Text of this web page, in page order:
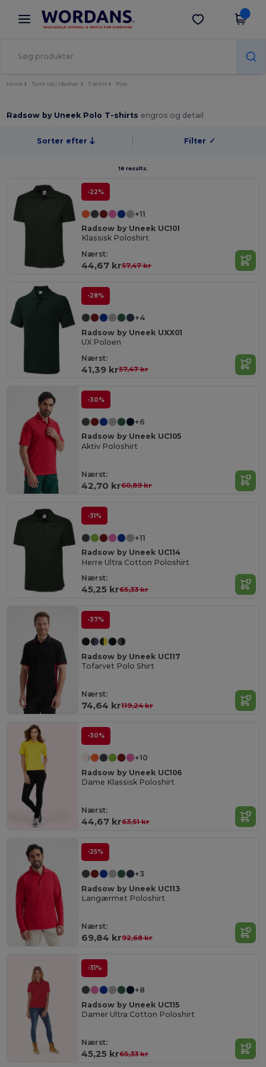
× Wordans-app
Bedre priser i appen!
Hent app
Home Tomt tøj | tilbehør T-shirts Polo
Radsow by Uneek Polo T-shirts engros og detail
Sorter efter Filter ✓
16 results.
-22%
+11
Radsow by Uneek UC101
Klassisk Poloshirt
Nærst:
44,67 kr57,47 kr
-28%
+4
Radsow by Uneek UXX01
UX Poloen
Nærst:
41,39 kr57,47 kr
-30%
+6
Radsow by Uneek UC105
Aktiv Poloshirt
Nærst:
42,70 kr60,89 kr
-31%
+11
Radsow by Uneek UC114
Herre Ultra Cotton Poloshirt
Nærst:
45,25 kr65,33 kr
-37%
Radsow by Uneek UC117
Tofarvet Polo Shirt
Nærst:
74,64 kr119,24 kr
-30%
+10
Radsow by Uneek UC106
Dame Klassisk Poloshirt
Nærst:
44,67 kr63,51 kr
-25%
+3
Radsow by Uneek UC113
Langærmet Poloshirt
Nærst:
69,84 kr92,68 kr
-31%
+8
Radsow by Uneek UC115
Damer Ultra Cotton Poloshirt
Nærst:
45,25 kr65,33 kr